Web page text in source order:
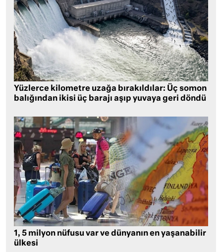
Yüzlerce kilometre uzağa bırakıldılar: Üç somon
balığından ikisi üç barajı aşıp yuvaya geri döndü
1, 5 milyon nüfusu var ve dünyanın en yaşanabilir
ülkesi